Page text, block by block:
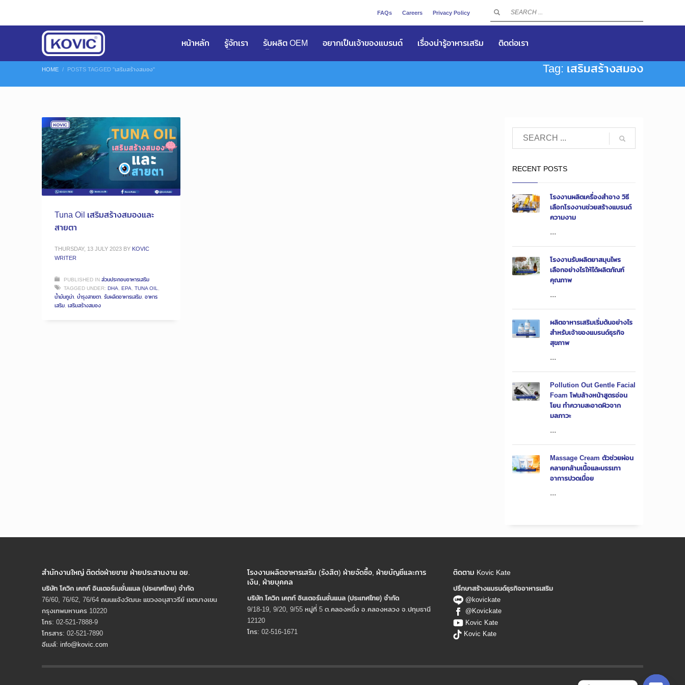
FAQs Careers Privacy Policy
หน้าหลัก รูัจักเรา รับผลิต OEM อยากเป็นเจ้าของแบรนด์ เรื่องน่ารู้อาหารเสริม ติดต่อเรา
HOME POSTS TAGGED "เสริมสร้างสมอง" Tag: เสริมสร้างสมอง
Tuna Oil เสริมสร้างสมองและ
สายตา
THURSDAY, 13 JULY 2023 BY KOVIC
WRITER
PUBLISHED INส่วนประกอบอาหารเสริม
TAGGED UNDER: DHA, EPA, TUNA OIL,
น้ำมันทูน่า, บำรุงสายตา, รับผลิตอาหารเสริม, อาหาร
เสริม, เสริมสร้างสมอง
RECENT POSTS
โรงงานผลิตเครื่องสำอาง วิธี
เลือกโรงงานช่วยสร้างแบรนด์
ความงาม
...
โรงงานรับผลิตยาสมุนไพร
เลือกอย่างไรให้ได้ผลิตภัณฑ์
คุณภาพ
...
ผลิตอาหารเสริมเริ่มต้นอย่างไร
สำหรับเจ้าของแบรนด์ธุรกิจ
สุขภาพ
...
Pollution Out Gentle Facial
Foam โฟมล้างหน้าสูตรอ่อน
โยน ทำความสะอาดผิวจาก
มลภาวะ
...
Massage Cream ตัวช่วยผ่อน
คลายกล้ามเนื้อและบรรเทา
อาการปวดเมื่อย
...
สำนักงานใหญ่ ติดต่อฝ่ายขาย ฝ่ายประสานงาน อย.
บริษัท โควิก เคทท์ อินเตอร์เนชั่นแนล (ประเทศไทย) จํากัด
76/60, 76/62, 76/64 ถนนแจ้งวัฒนะ แขวงอนุสาวรีย์ เขตบางเขน
กรุงเทพมหานคร 10220
โทร: 02-521-7888-9
โทรสาร: 02-521-7890
อีเมล์: info@kovic.com
โรงงานผลิตอาหารเสริม (รังสิต) ฝ่ายจัดซื้อ, ฝ่ายบัญชีและการ
เงิน, ฝ่ายบุคคล
บริษัท โควิก เคทท์ อินเตอร์เนชั่นแนล (ประเทศไทย) จํากัด
9/18-19, 9/20, 9/55 หมู่ที่ 5 ต.คลองหนึ่ง อ.คลองหลวง จ.ปทุมธานี
12120
โทร: 02-516-1671
ติดตาม Kovic Kate
ปรึกษาสร้างแบรนด์ธุรกิจอาหารเสริม
@kovickate
@Kovickate
Kovic Kate
Kovic Kate